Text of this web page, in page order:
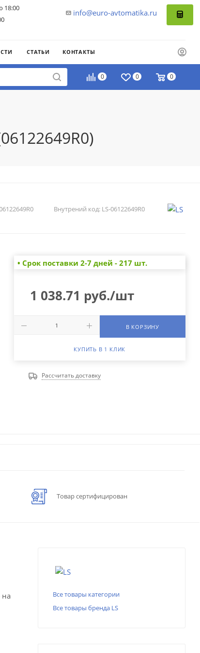
info@euro-avtomatika.ru
18:00
СТАТЬИ КОНТАКТЫ
0 0 0
Внутрений код: LS-06122649R0
• Cрок поставки 2-7 дней - 217 шт.
1 038.71 руб./шт
В КОРЗИНУ
КУПИТЬ В 1 КЛИК
Рассчитать доставку
Товар сертифицирован
на
Все товары категории
Все товары бренда LS